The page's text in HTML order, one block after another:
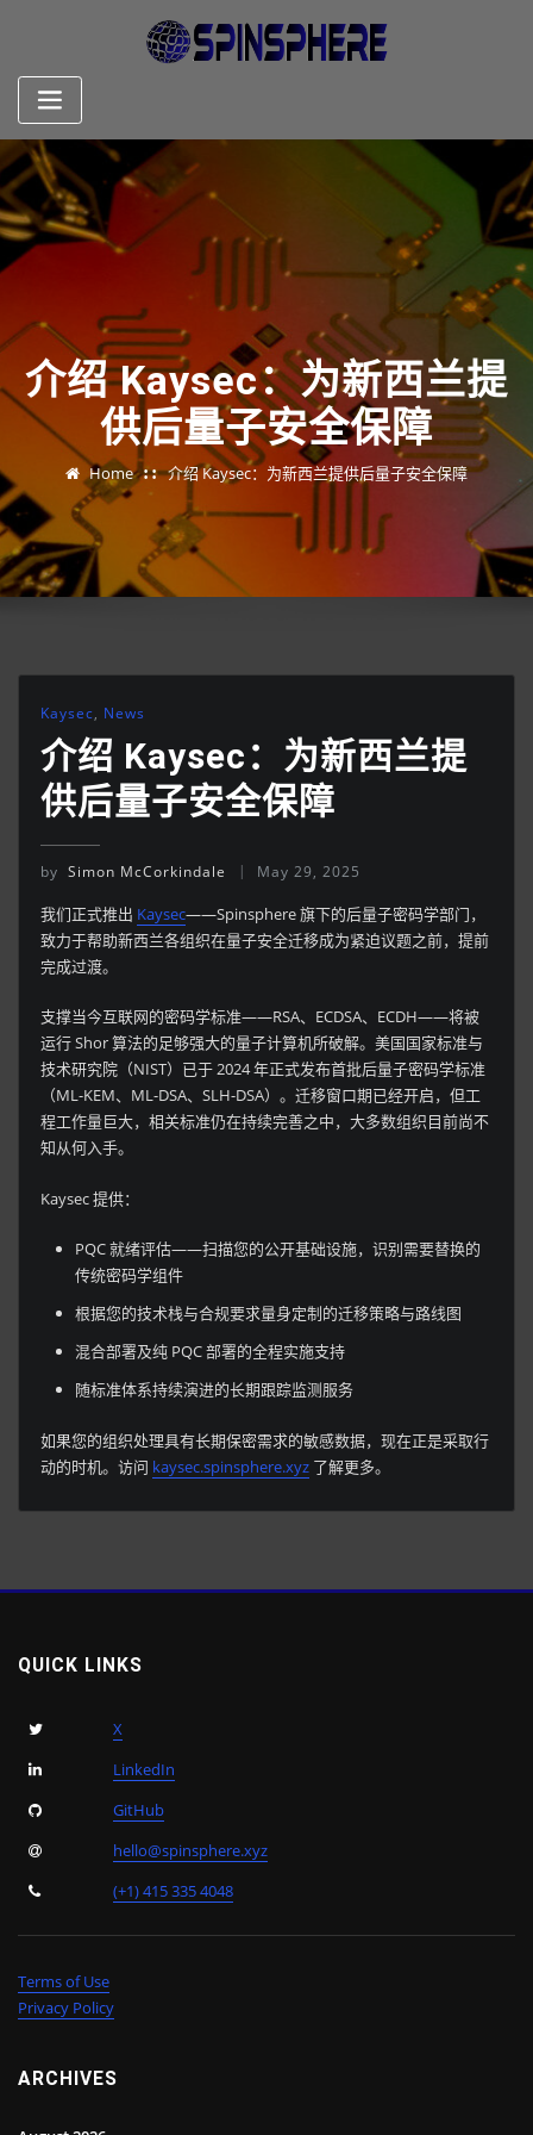
介绍 Kaysec：为新西兰提
供后量子安全保障
Home 介绍 Kaysec：为新西兰提供后量子安全保障
Kaysec, News
介绍 Kaysec：为新西兰提
供后量子安全保障
by Simon McCorkindale May 29, 2025
我们正式推出 Kaysec——Spinsphere 旗下的后量子密码学部门，
致力于帮助新西兰各组织在量子安全迁移成为紧迫议题之前，提前
完成过渡。
支撑当今互联网的密码学标准——RSA、ECDSA、ECDH——将被
运行 Shor 算法的足够强大的量子计算机所破解。美国国家标准与
技术研究院（NIST）已于 2024 年正式发布首批后量子密码学标准
（ML-KEM、ML-DSA、SLH-DSA）。迁移窗口期已经开启，但工
程工作量巨大，相关标准仍在持续完善之中，大多数组织目前尚不
知从何入手。
Kaysec 提供：
PQC 就绪评估——扫描您的公开基础设施，识别需要替换的
传统密码学组件
根据您的技术栈与合规要求量身定制的迁移策略与路线图
混合部署及纯 PQC 部署的全程实施支持
随标准体系持续演进的长期跟踪监测服务
如果您的组织处理具有长期保密需求的敏感数据，现在正是采取行
动的时机。访问 kaysec.spinsphere.xyz了解更多。
QUICK LINKS
X
LinkedIn
GitHub
hello@spinsphere.xyz
(+1) 415 335 4048
Terms of Use
Privacy Policy
ARCHIVES